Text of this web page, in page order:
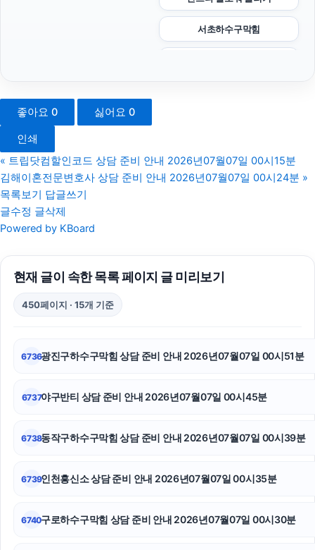
서초하수구막힘
파양보호소
의정부이혼변호사
소액결제현금화
인스타 좋아요
중랑구하수구막힘
수원음주운전변호사
좋아요 0 싫어요 0
인쇄
« 트립닷컴할인코드 상담 준비 안내 2026년07월07일 00시15분
김해이혼전문변호사 상담 준비 안내 2026년07월07일 00시24분 »
목록보기
답글쓰기
글수정 글삭제
Powered by KBoard
현재 글이 속한 목록 페이지 글 미리보기
450페이지 · 15개 기준
6736광진구하수구막힘 상담 준비 안내 2026년07월07일 00시51분
6737야구반티 상담 준비 안내 2026년07월07일 00시45분
6738동작구하수구막힘 상담 준비 안내 2026년07월07일 00시39분
6739인천흥신소 상담 준비 안내 2026년07월07일 00시35분
6740구로하수구막힘 상담 준비 안내 2026년07월07일 00시30분